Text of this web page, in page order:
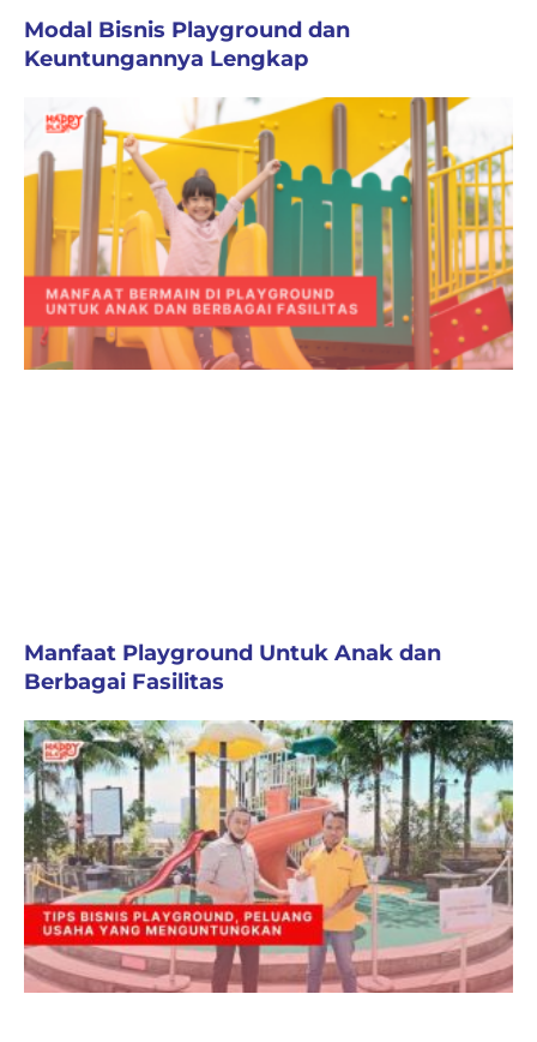
Modal Bisnis Playground dan
Keuntungannya Lengkap
Manfaat Playground Untuk Anak dan
Berbagai Fasilitas